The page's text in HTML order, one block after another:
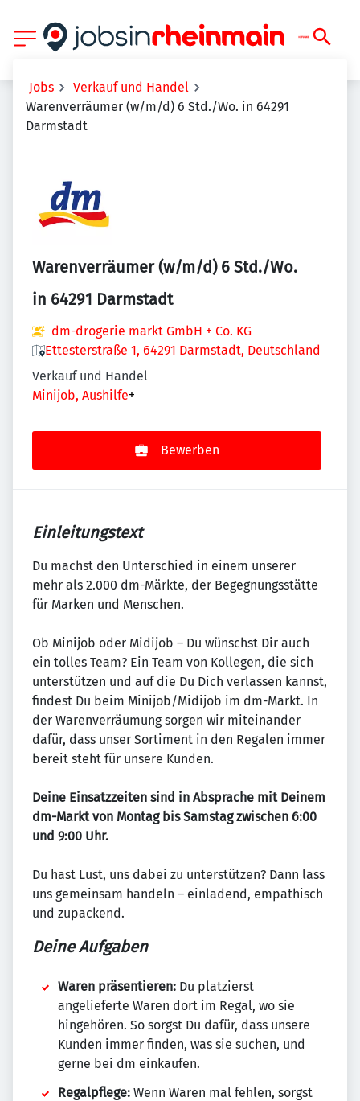
Jobs
Verkauf und Handel
Warenverräumer (w/m/d) 6 Std./Wo. in 64291
Darmstadt
Warenverräumer (w/m/d) 6 Std./Wo.
in 64291 Darmstadt
dm-drogerie markt GmbH + Co. KG
Ettesterstraße 1, 64291 Darmstadt, Deutschland
Verkauf und Handel
Minijob, Aushilfe+
Bewerben
Einleitungstext
Du machst den Unterschied in einem unserer
mehr als 2.000 dm-Märkte, der Begegnungsstätte
für Marken und Menschen.
Ob Minijob oder Midijob – Du wünschst Dir auch
ein tolles Team? Ein Team von Kollegen, die sich
unterstützen und auf die Du Dich verlassen kannst,
findest Du beim Minijob/Midijob im dm-Markt. In
der Warenverräumung sorgen wir miteinander
dafür, dass unser Sortiment in den Regalen immer
bereit steht für unsere Kunden.
Deine Einsatzzeiten sind in Absprache mit Deinem
dm-Markt von Montag bis Samstag zwischen 6:00
und 9:00 Uhr.
Du hast Lust, uns dabei zu unterstützen? Dann lass
uns gemeinsam handeln – einladend, empathisch
und zupackend.
Deine Aufgaben
Waren präsentieren: Du platzierst
angelieferte Waren dort im Regal, wo sie
hingehören. So sorgst Du dafür, dass unsere
Kunden immer finden, was sie suchen, und
gerne bei dm einkaufen.
Regalpflege: Wenn Waren mal fehlen, sorgst